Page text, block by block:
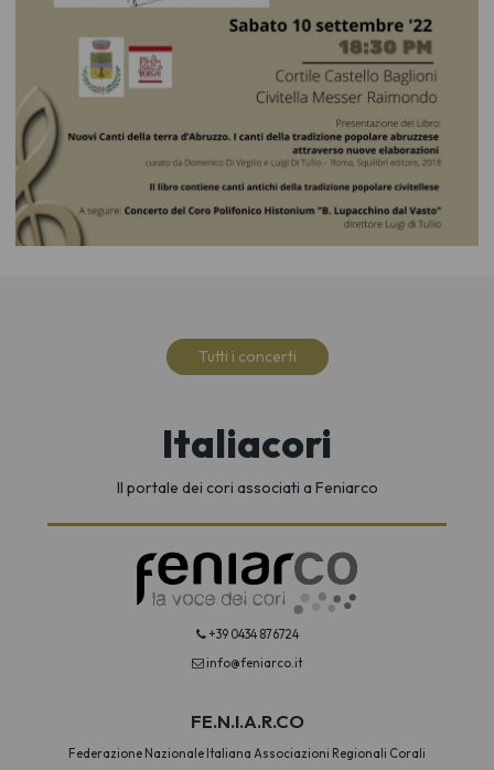
Tutti i concerti
Italiacori
Il portale dei cori associati a Feniarco
+39 0434 876724
info@feniarco.it
FE.N.I.A.R.CO
Federazione Nazionale Italiana Associazioni Regionali Corali